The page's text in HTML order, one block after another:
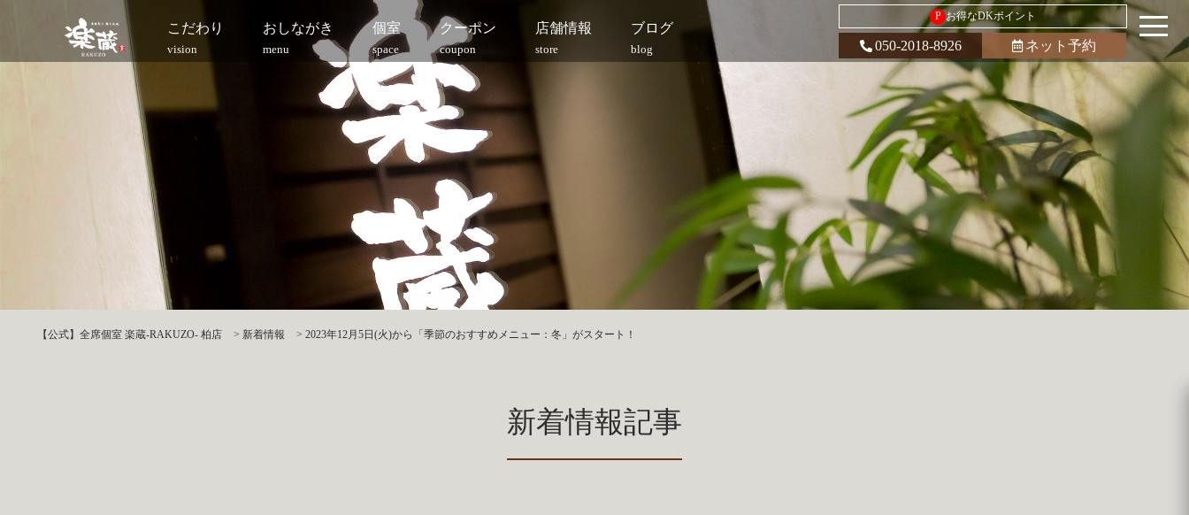
こだわり
vision
おしながき
menu
個室
space
クーポン
coupon
店舗情報
store
ブログ
blog
P お得なDKポイント
050-2018-8926 ネット予約
【公式】全席個室 楽蔵‐RAKUZO‐ 柏店 > 新着情報 > 2023年12月5日(火)から「季節のおすすめメニュー：冬」がスタート！
新着情報記事